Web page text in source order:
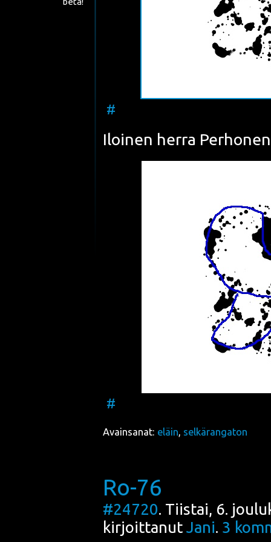
#
Iloi­nen her­ra
#
Avainsanat: eläin, selkärangaton
Ro-76
#24720. Tiistai, 6.
kirjoittanut Jani. 3